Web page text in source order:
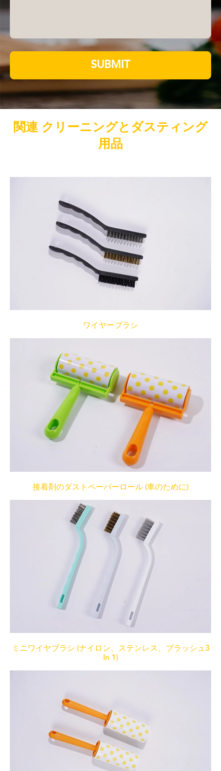
SUBMIT
関連 クリーニングとダスティング
用品
ワイヤーブラシ
接着剤のダストペーパーロール (車のために)
ミニワイヤブラシ (ナイロン、ステンレス、ブラッシュ3
In 1)